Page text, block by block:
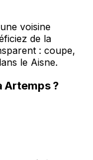
voisine
de la
: coupe,
le Aisne.
Artemps?